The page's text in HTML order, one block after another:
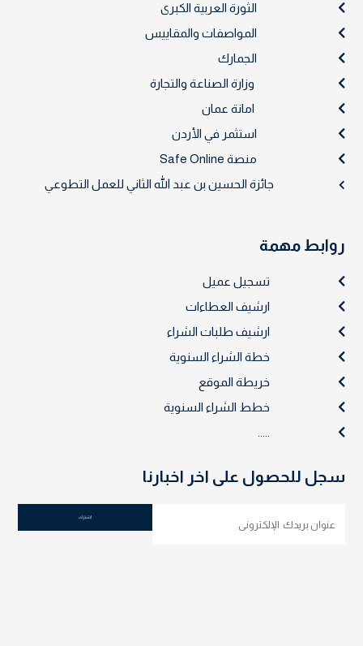
الثورة العربية الكبرى
المواصفات والمقاييس
الجمارك
وزارة الصناعة والتجارة
امانة عمان
استثمر في الأردن
منصة Safe Online
جائزة الحسين بن عبد الله الثاني للعمل التطوعي
روابط مهمة
تسجيل عميل
ارشيف العطاءات
ارشيف طلبات الشراء
خطة الشراء السنوية
خريطة الموقع
خطط الشراء السنوية
سجل للحصول على اخر اخبارنا